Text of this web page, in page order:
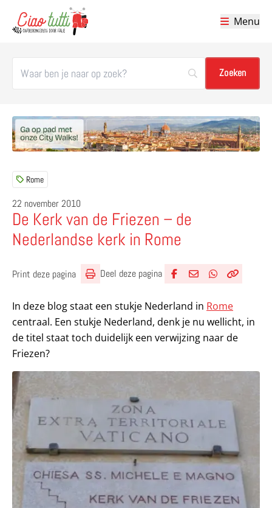
Menu
Rome
22 november 2010
De Kerk van de Friezen – de
Nederlandse kerk in Rome
Print deze pagina Deel deze pagina
In deze blog staat een stukje Nederland in Rome
centraal. Een stukje Nederland, denk je nu wellicht, in
de titel staat toch duidelijk een verwijzing naar de
Friezen?